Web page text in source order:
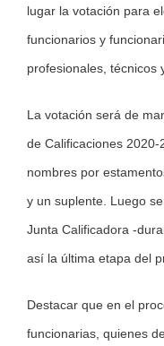
lugar la votación para
funcionarios y
profesionales, técnicos
La votación será de
de Calificaciones
nombres por
y un suplente. Luego
Junta Calificadora -
así la última etapa del
Destacar que en el
funcionarias, quienes